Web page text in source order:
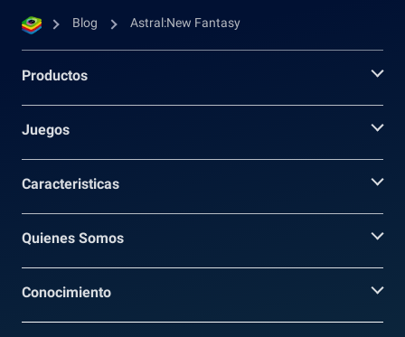
Blog Astral:New Fantasy
Productos
Juegos
Caracteristicas
Quienes Somos
Conocimiento